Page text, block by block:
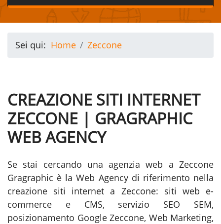
Sei qui: Home Zeccone
CREAZIONE SITI INTERNET
ZECCONE | GRAGRAPHIC
WEB AGENCY
Se stai cercando una agenzia web a Zeccone
Gragraphic è la Web Agency di riferimento nella
creazione siti internet a Zeccone: siti web e-
commerce e CMS, servizio SEO SEM,
posizionamento Google Zeccone, Web Marketing,